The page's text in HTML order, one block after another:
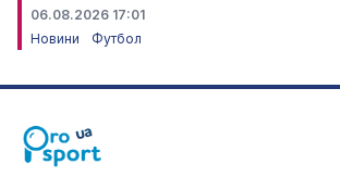
06.08.2026 17:01
Новини
Футбол